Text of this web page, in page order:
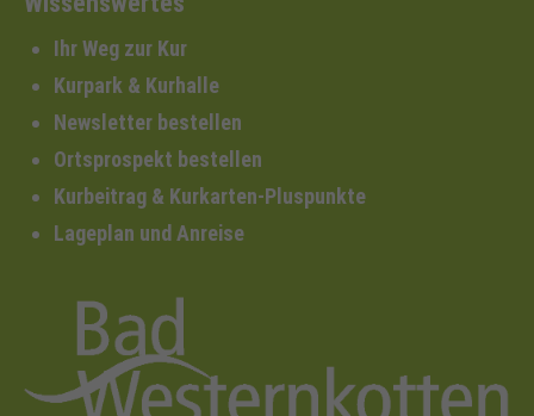
Ihr Weg zur Kur
Kurpark & Kurhalle
Newsletter bestellen
Ortsprospekt bestellen
Kurbeitrag & Kurkarten-Pluspunkte
Lageplan und Anreise